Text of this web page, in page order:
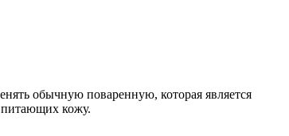
обычную поваренную, которая является
питающих кожу.